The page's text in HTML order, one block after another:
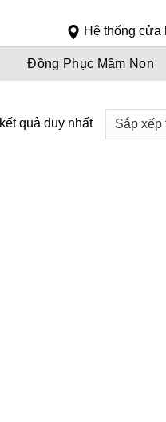
Hệ thống cửa
Đồng Phục Mầm Non
quả duy nhất